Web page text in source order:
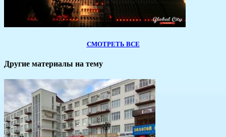
СМОТРЕТЬ ВСЕ
Другие материалы на тему